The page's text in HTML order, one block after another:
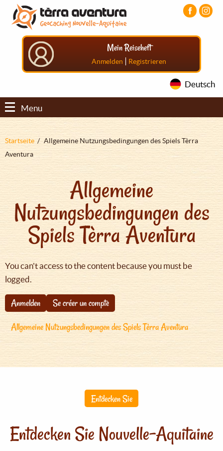
Direkt
zum
Inhalt
Aller
menu
principal
Aller
pied
Mein Reiseheft
Anmelden | Registrieren
Deutsch
Menu
Pfadnavigation
Startseite
Allgemeine Nutzungsbedingungen des Spiels Tèrra
Aventura
Allgemeine
Nutzungsbedingungen des
Spiels Tèrra Aventura
You can't access to the content because you must be
logged.
Anmelden
Se créer un compte
Allgemeine Nutzungsbedingungen des Spiels Tèrra Aventura
Entdecken Sie
Entdecken Sie Nouvelle-Aquitaine